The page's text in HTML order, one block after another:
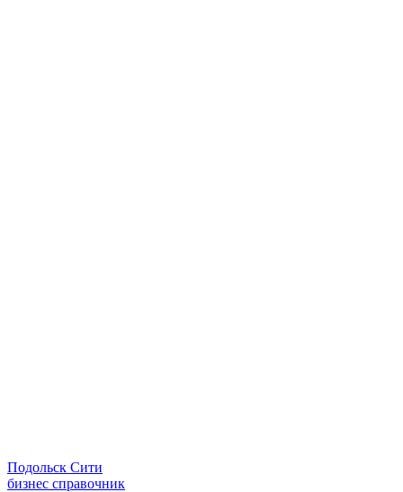
Подольск Сити
бизнес справочник